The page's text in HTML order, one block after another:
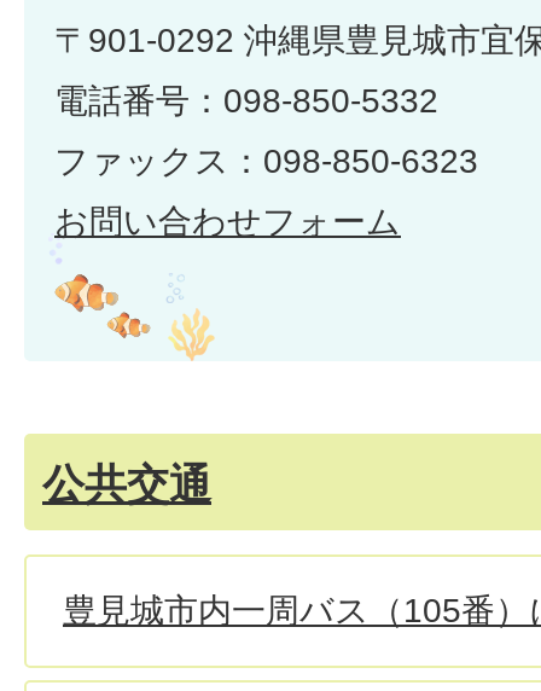
〒901-0292 沖縄県豊見城市宜
電話番号：098-850-5332
ファックス：098-850-6323
お問い合わせフォーム
公共交通
豊見城市内一周バス（105番